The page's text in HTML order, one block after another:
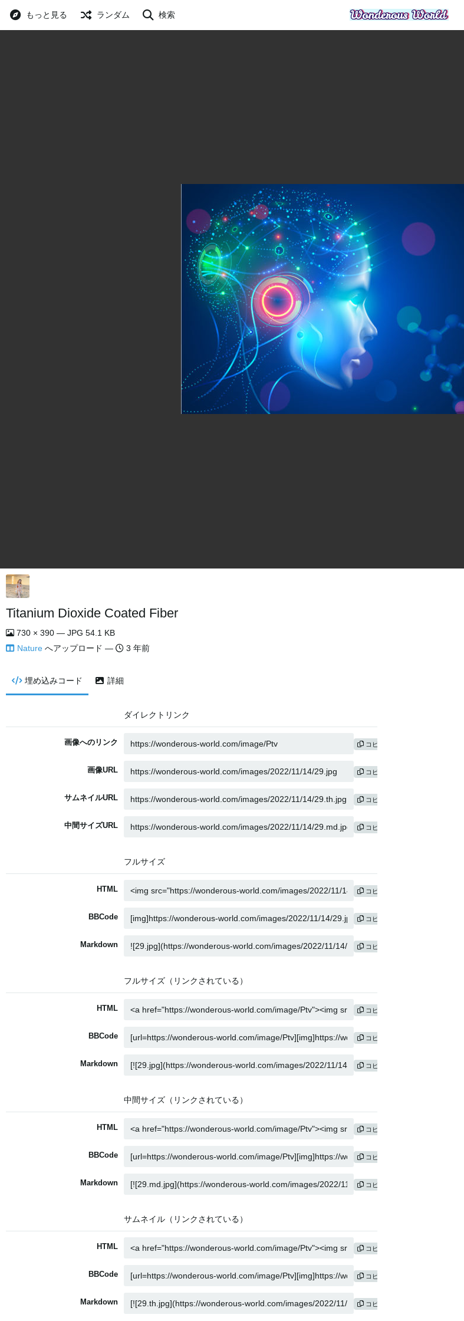
もっと見る ランダム 検索
Titanium Dioxide Coated Fiber
730 × 390 — JPG 54.1 KB
Nature へアップロード — 3 年前
埋め込みコード 詳細
ダイレクトリンク
画像へのリンク コピー
画像URL コピー
サムネイルURL コピー
中間サイズURL コピー
フルサイズ
HTML コピー
BBCode コピー
Markdown コピー
フルサイズ（リンクされている）
HTML コピー
BBCode コピー
Markdown コピー
中間サイズ（リンクされている）
HTML コピー
BBCode コピー
Markdown コピー
サムネイル（リンクされている）
HTML コピー
BBCode コピー
Markdown コピー